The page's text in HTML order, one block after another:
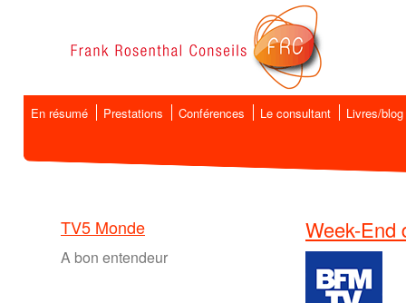
En résumé Prestations Conférences Le consultant Livres/blog
TV5 Monde
A bon entendeur
Week-End